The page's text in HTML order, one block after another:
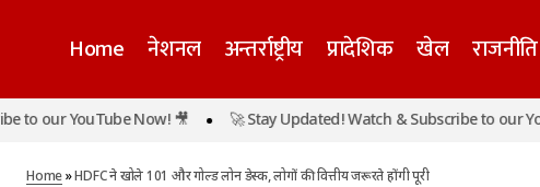
Home नेशनल अन्तर्राष्ट्रीय प्रादेशिक खेल राजनीति
बढ़ सकती हैं अनुराग भदौरिया की मुश्किलें, आवास
YouTube Now! 🎥 🚀 Stay Updated! Watch & Subscribe to our
Home»HDFC ने खोले 101 और गोल्ड लोन डेस्क, लोगों की वित्तीय जरूरते होंगी पूरी